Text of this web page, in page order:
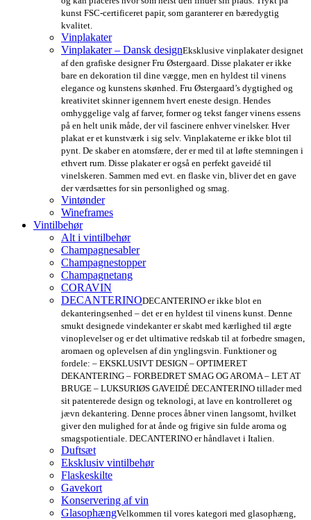
kunst FSC-certificeret papir, som garanterer en bæredygtig
kvalitet.
Vinplakater
Vinplakater – Dansk designEksklusive vinplakater designet
af den grafiske designer Fru Østergaard. Disse plakater er ikke
bare en dekoration til dine vægge, men en hyldest til vinens
elegance og kunstens skønhed. Fru Østergaard’s dygtighed og
kreativitet skinner igennem hvert eneste design. Hendes
omhyggelige valg af farver, former og tekst fanger vinens essens
på en helt unik måde, der vil fascinere enhver vinelsker. Hver
plakat er et kunstværk i sig selv. Vinplakaterne er ikke blot til
pynt. De skaber en atomsfære, der er med til at løfte stemningen i
ethvert rum. Disse plakater er også en perfekt gaveidé til
vinelskeren. Sammen med evt. en flaske vin, bliver det en gave
der værdsættes for sin personlighed og smag.
Vintønder
Wineframes
Vintilbehør
Alt i vintilbehør
Champagnesabler
Champagnestopper
Champagnetang
CORAVIN
DECANTERINODECANTERINO er ikke blot en
dekanteringsenhed – det er en hyldest til vinens kunst. Denne
smukt designede vindekanter er skabt med kærlighed til ægte
vinoplevelser og er det ultimative redskab til at forbedre smagen,
aromaen og oplevelsen af din ynglingsvin. Funktioner og
fordele: – EKSKLUSIVT DESIGN – OPTIMERET
DEKANTERING – FORBEDRET SMAG OG AROMA – LET AT
BRUGE – LUKSURIØS GAVEIDÉ DECANTERINO tillader med
sit patenterede design og teknologi, at lave en kontrolleret og
jævn dekantering. Denne proces åbner vinen langsomt, hvilket
giver den mulighed for at ånde og frigive sin fulde aroma og
smagspotientiale. DECANTERINO er håndlavet i Italien.
Duftsæt
Eksklusiv vintilbehør
Flaskeskilte
Gavekort
Konservering af vin
GlasophængVelkommen til vores kategori med glasophæng,